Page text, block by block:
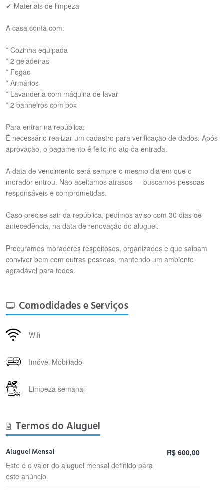
✔ Materiais de limpeza
A casa conta com:
* Cozinha equipada
* 2 geladeiras
* Fogão
* Armários
* Lavanderia com máquina de lavar
* 2 banheiros com box
Para entrar na república:
É necessário realizar um cadastro para verificação de dados. Após
aprovação, o pagamento é feito no ato da entrada.
A data de vencimento será sempre o mesmo dia em que o
morador entrou. Não aceitamos atrasos — buscamos pessoas
responsáveis e comprometidas.
Caso precise sair da república, pedimos aviso com 30 dias de
antecedência, na data de renovação do aluguel.
Procuramos moradores respeitosos, organizados e que saibam
conviver bem com outras pessoas, mantendo um ambiente
agradável para todos.
Comodidades e Serviços
Wifi
Imóvel Mobiliado
Limpeza semanal
Termos do Aluguel
Aluguel Mensal
Este é o valor do aluguel mensal definido para
este anúncio.
R$ 600,00